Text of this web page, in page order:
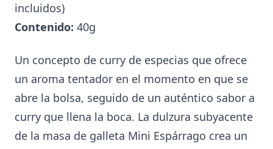
incluidos)
Contenido: 40g
Un concepto de curry de especias que ofrece
un aroma tentador en el momento en que se
abre la bolsa, seguido de un auténtico sabor a
curry que llena la boca. La dulzura subyacente
de la masa de galleta Mini Espárrago crea un